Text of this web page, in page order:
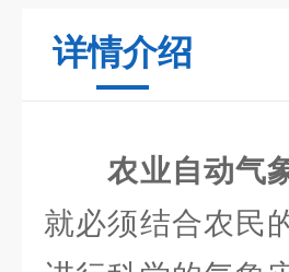
详情介绍
农业自动气
就必须结合农民